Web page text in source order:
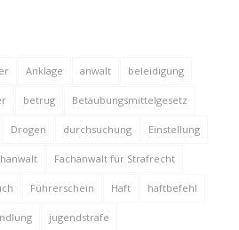
Anklage anwalt beleidigung
betrug Betäubungsmittelgesetz
Drogen durchsuchung Einstellung
Fachanwalt für Strafrecht
Führerschein Haft haftbefehl
jugendstrafe